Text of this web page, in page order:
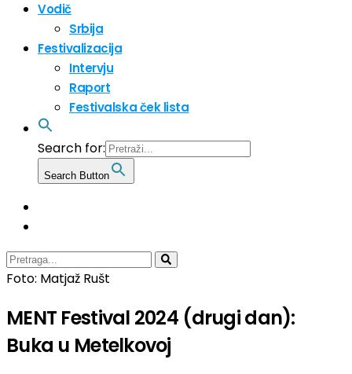
Vodič
Srbija
Festivalizacija
Intervju
Raport
Festivalska ček lista
Search for:
Search Button
Foto: Matjaž Rušt
MENT Festival 2024 (drugi dan):
Buka u Metelkovoj